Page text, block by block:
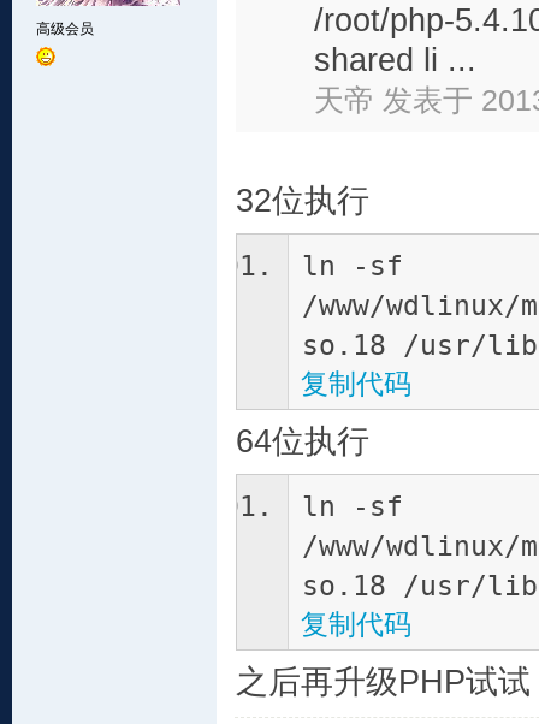
高级会员
/root/php-
shared li ...
天帝 发表于
32位执行
ln -sf
/www/
so.18 /usr/lib
复制代码
64位执行
ln -sf
/www/
so.18 /usr/
复制代码
之后再升级PHP试试